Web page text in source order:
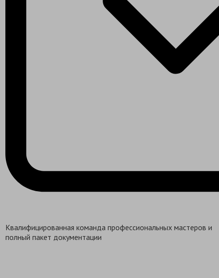
Квалифицированная команда профессиональных мастеров и
полный пакет документации